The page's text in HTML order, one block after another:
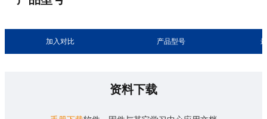
加入对比 产品型号
资料下载